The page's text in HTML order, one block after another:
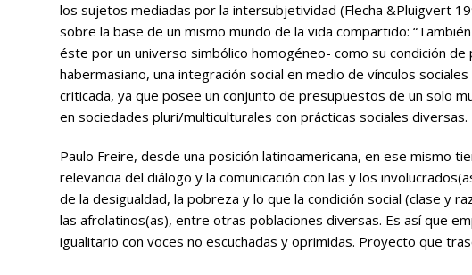
los sujetos mediadas por la intersubjetividad (Flecha &Pluigvert
sobre la base de un mismo mundo de la vida compartido:
éste por un universo simbólico homogéneo- como su condición
habermasiano, una integración social en medio de vínculos
criticada, ya que posee un conjunto de presupuestos de un solo
en sociedades pluri/multiculturales con prácticas sociales diversas.
Paulo Freire, desde una posición latinoamericana, en ese mismo
relevancia del diálogo y la comunicación con las y los
de la desigualdad, la pobreza y lo que la condición social (clase y
las afrolatinos(as), entre otras poblaciones diversas. Es así que
igualitario con voces no escuchadas y oprimidas. Proyecto que